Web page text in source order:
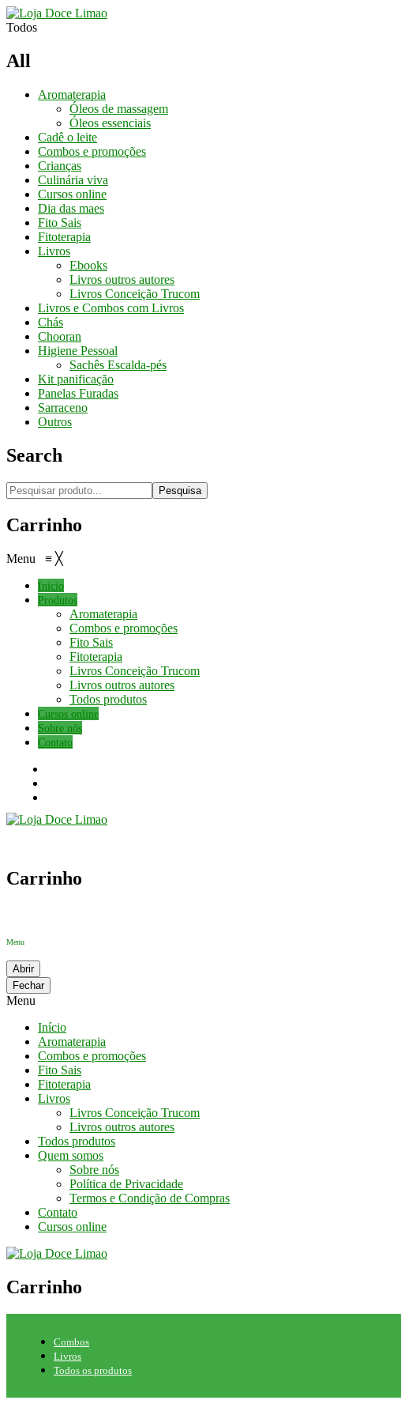
Todos
All
Aromaterapia
Óleos de massagem
Óleos essenciais
Cadê o leite
Combos e promoções
Crianças
Culinária viva
Cursos online
Dia das maes
Fito Sais
Fitoterapia
Livros
Ebooks
Livros outros autores
Livros Conceição Trucom
Livros e Combos com Livros
Chás
Chooran
Higiene Pessoal
Sachês Escalda-pés
Kit panificação
Panelas Furadas
Sarraceno
Outros
Search
Pesquisa
Carrinho
Menu ≡ ╳
Início
Produtos
Aromaterapia
Combos e promoções
Fito Sais
Fitoterapia
Livros Conceição Trucom
Livros outros autores
Todos produtos
Cursos online
Sobre nós
Contato
Carrinho
Menu
Abrir
Fechar
Menu
Início
Aromaterapia
Combos e promoções
Fito Sais
Fitoterapia
Livros
Livros Conceição Trucom
Livros outros autores
Todos produtos
Quem somos
Sobre nós
Política de Privacidade
Termos e Condição de Compras
Contato
Cursos online
Carrinho
Combos
Livros
Todos os produtos